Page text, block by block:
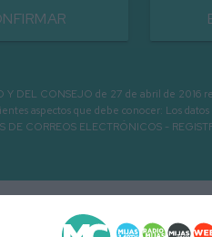
DEL CONSEJO de 27 de abril de
aspectos que debe conocer: Los
CORREOS ELECTRÓNICOS -